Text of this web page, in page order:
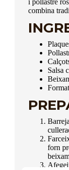
i pollastre
combina
Salsa
forn